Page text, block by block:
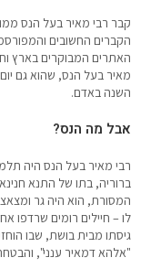
קבר רבי מאיר בעל הנס
הקברים החשובים
האתרים המבוקרים בארץ
מאיר בעל הנס, שהוא גם יום
השנה באדם.
אבל מה הנס?
רבי מאיר בעל הנס היה
ברוריה, בתו של התנא חנינא
המסורת, הוא היה גר
לו – חיילים רומים שרדפו
גיסתו מבית בושת, שבו
"אלהא דמאיר ענני", והבטחתו